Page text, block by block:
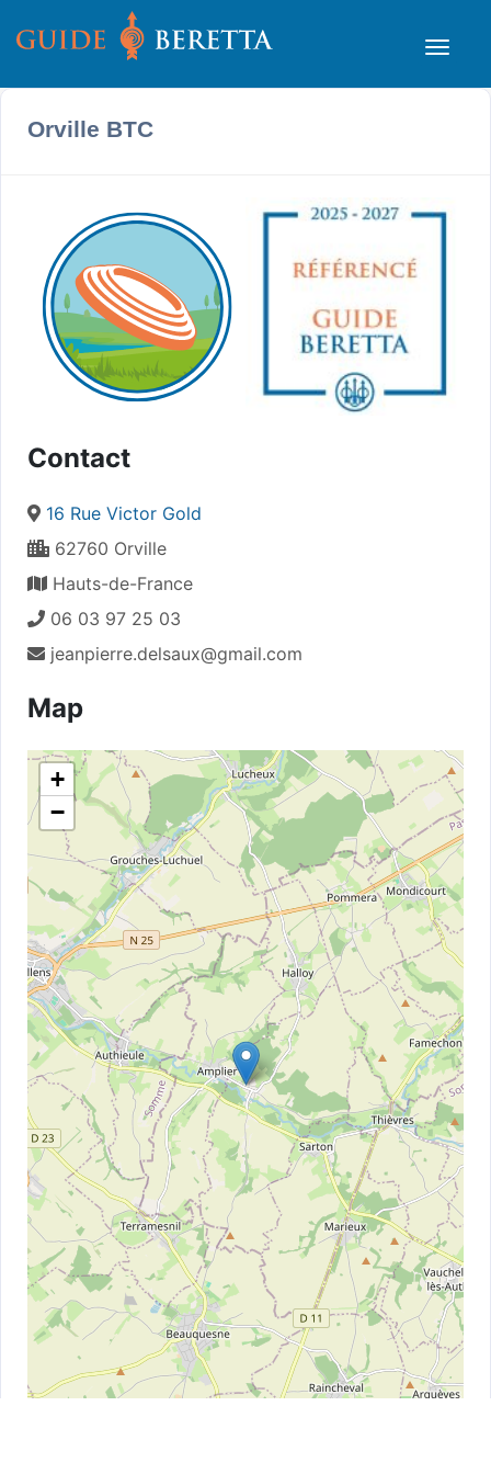
Orville BTC
Contact
16 Rue Victor Gold
62760 Orville
Hauts-de-France
06 03 97 25 03
jeanpierre.delsaux@gmail.com
Map
+
−